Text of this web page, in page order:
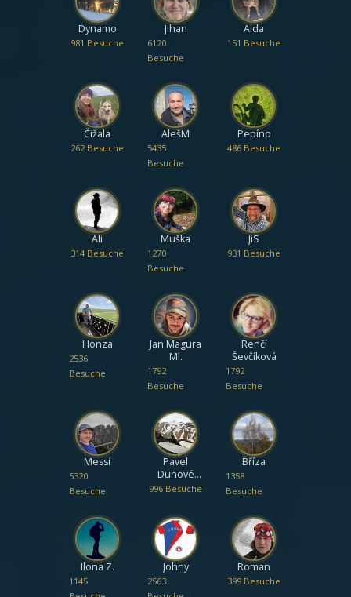
Dynamo
981 Besuche
Jihan
6120
Besuche
Alda
151 Besuche
Čižala
262 Besuche
AlešM
5435
Besuche
Pepíno
486 Besuche
Ali
314 Besuche
Muška
1270
Besuche
JiS
931 Besuche
Honza
2536
Besuche
Jan Magura
Ml.
1792
Besuche
Renčí
Ševčíková
1792
Besuche
Messi
5320
Besuche
Pavel
Duhové
hory
996 Besuche
Bříza
1358
Besuche
Ilona Z.
1145
Johny
2563
Roman
399 Besuche